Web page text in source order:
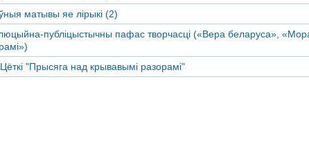
матывы яе лiрыкi (2)
публіцыстычны пафас творчасці («Вера беларуса»,
"Прысяга над крывавымі разорамі"